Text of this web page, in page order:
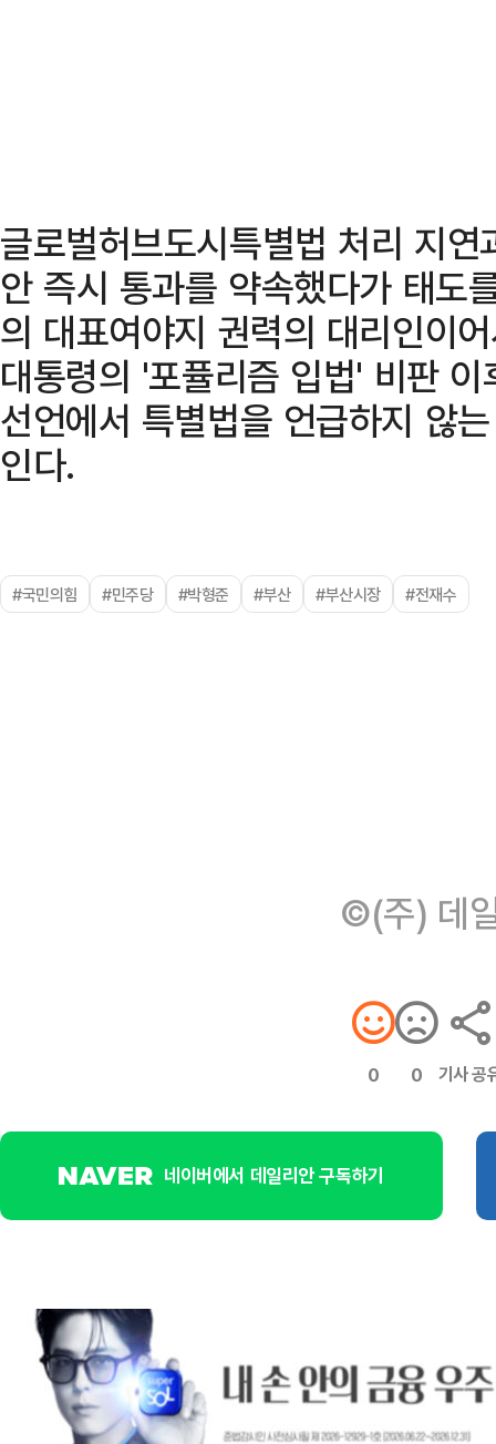
글로벌허브도시특별법 처리 지
안 즉시 통과를 약속했다가 태도
의 대표여야지 권력의 대리인이
대통령의 '포퓰리즘 입법' 비판
선언에서 특별법을 언급하지 않
인다.
#국민의힘 #민주당 #박형준 #부산 #부산시장 #전재수
©(주) 데
0 0 기사 공
네이버에서 데일리안 구독하기